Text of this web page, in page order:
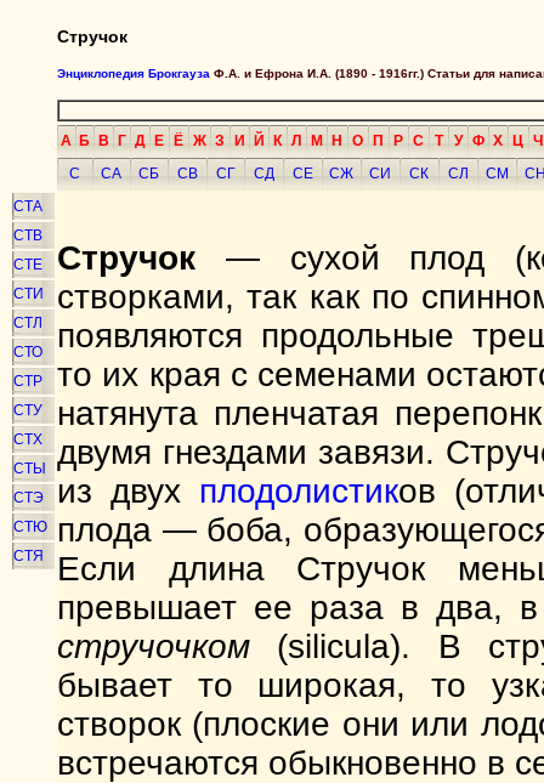
Стручок
Энциклопедия Брокгауза Ф.А. и Ефрона И.А. (1890 - 1916гг.) Статьи для
А Б В Г Д Е Ё Ж З И Й К Л М Н О П Р С Т У Ф Х Ц Ч
С
СА СБ СВ СГ СД СЕ СЖ СИ СК СЛ СМ
СТА
СТВ
СТЕ
СТИ
СТЛ
СТО
СТР
СТУ
СТХ
СТЫ
СТЭ
СТЮ
СТЯ
Стручок — сухой плод
створками, так как по
появляются продольные
то их края с семенами
натянута пленчатая
двумя гнездами завязи.
из двух плодолистиков
плода — боба,
Если длина Стручок
превышает ее раза в два, в
стручочком (silicula). В
бывает то широкая, то
створок (плоские они или
встречаются обыкновенно в